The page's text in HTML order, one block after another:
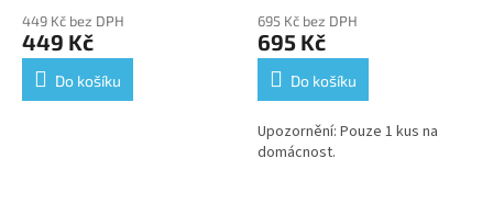
auta 1/43
449 Kč bez DPH
449 Kč
Do košíku
Furious - kovový model
auta
695 Kč bez DPH
695 Kč
Do košíku
Upozornění: Pouze 1 kus na
domácnost.